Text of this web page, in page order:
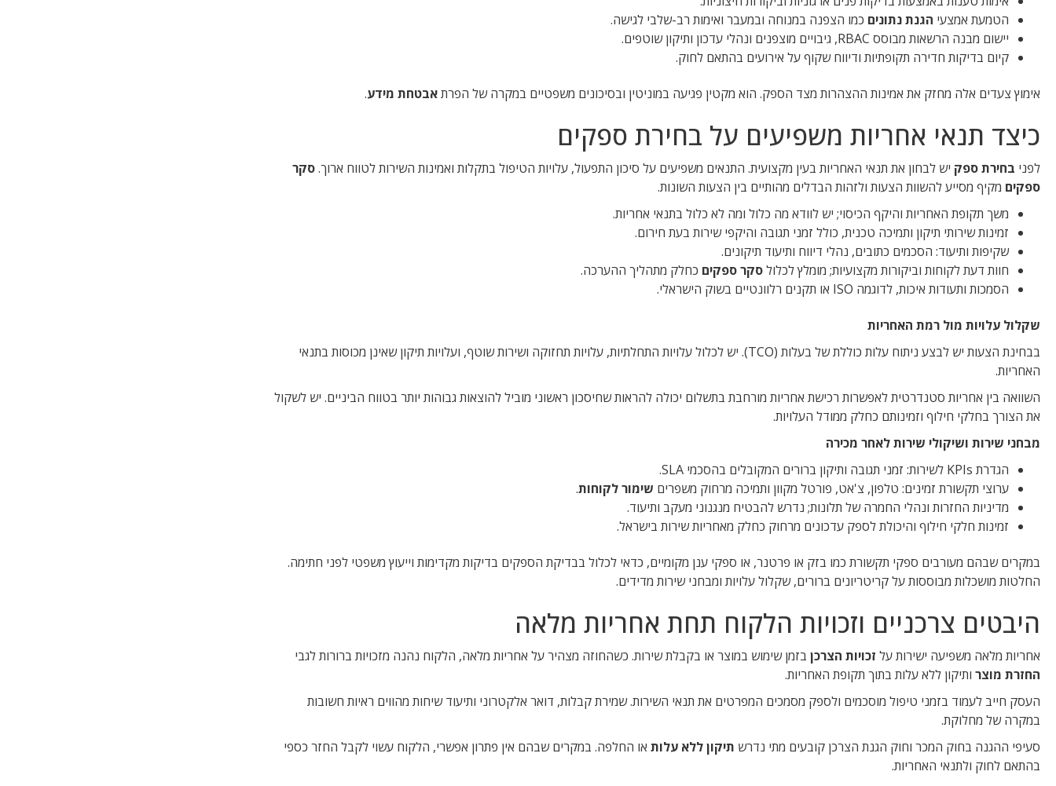
הטמעת אמצעי הגנת נתונים כמו הצפנה במנוחה ובמעבר ואימות רב-שלבי לגישה.
יישום מבנה הרשאות מבוסס RBAC, גיבויים מוצפנים ונהלי עדכון ותיקון שוטפים.
קיום בדיקות חדירה תקופתיות ודיווח שקוף על אירועים בהתאם לחוק.
אימוץ צעדים אלה מחזק את אמינות ההצהרות מצד הספק. הוא מקטין פגיעה במוניטין ובסיכונים משפטיים במקרה של הפרתאבטחת מידע.
כיצד תנאי אחריות משפיעים על בחירת ספקים
לפני בחירת ספק יש לבחון את תנאי האחריות בעין מקצועית. התנאים משפיעים על סיכון התפעול, עלויות הטיפול בתקלות ואמינות השירות לטווח ארוך.סקר
ספקים מקיף מסייע להשוות הצעות ולזהות הבדלים מהותיים בין הצעות השונות.
משך תקופת האחריות והיקף הכיסוי; יש לוודא מה כלול ומה לא כלול בתנאי אחריות.
זמינות שירותי תיקון ותמיכה טכנית, כולל זמני תגובה והיקפי שירות בעת חירום.
שקיפות ותיעוד: הסכמים כתובים, נהלי דיווח ותיעוד תיקונים.
חוות דעת לקוחות וביקורות מקצועיות; מומלץ לכלולסקר ספקים כחלק מתהליך ההערכה.
הסמכות ותעודות איכות, לדוגמה ISO או תקנים רלוונטיים בשוק הישראלי.
שקלול עלויות מול רמת האחריות
בבחינת הצעות יש לבצע ניתוח עלות כוללת של בעלות (TCO). יש לכלול עלויות התחלתיות, עלויות תחזוקה ושירות שוטף, ועלויות תיקון שאינן מכוסות בתנאי
האחריות.
השוואה בין אחריות סטנדרטית לאפשרות רכישת אחריות מורחבת בתשלום יכולה להראות שחיסכון ראשוני מוביל להוצאות גבוהות יותר בטווח הביניים. יש לשקול
את הצורך בחלקי חילוף וזמינותם כחלק ממודל העלויות.
מבחני שירות ושיקולי שירות לאחר מכירה
הגדרת KPIs לשירות: זמני תגובה ותיקון ברורים המקובלים בהסכמי SLA.
ערוצי תקשורת זמינים: טלפון, צ'אט, פורטל מקוון ותמיכה מרחוק משפרים שימור לקוחות.
מדיניות החזרות ונהלי החמרה של תלונות; נדרש להבטיח מנגנוני מעקב ותיעוד.
זמינות חלקי חילוף והיכולת לספק עדכונים מרחוק כחלק מאחריות שירות בישראל.
במקרים שבהם מעורבים ספקי תקשורת כמו בזק או פרטנר, או ספקי ענן מקומיים, כדאי לכלול בבדיקת הספקים בדיקות מקדימות וייעוץ משפטי לפני חתימה.
החלטות מושכלות מבוססות על קריטריונים ברורים, שקלול עלויות ומבחני שירות מדידים.
היבטים צרכניים וזכויות הלקוח תחת אחריות מלאה
אחריות מלאה משפיעה ישירות על זכויות הצרכן בזמן שימוש במוצר או בקבלת שירות. כשהחוזה מצהיר על אחריות מלאה, הלקוח נהנה מזכויות ברורות לגבי
החזרת מוצר ותיקון ללא עלות בתוך תקופת האחריות.
העסק חייב לעמוד בזמני טיפול מוסכמים ולספק מסמכים המפרטים את תנאי השירות. שמירת קבלות, דואר אלקטרוני ותיעוד שיחות מהווים ראיות חשובות
במקרה של מחלוקת.
סעיפי ההגנה בחוק המכר וחוק הגנת הצרכן קובעים מתי נדרש תיקון ללא עלות או החלפה. במקרים שבהם אין פתרון אפשרי, הלקוח עשוי לקבל החזר כספי
בהתאם לחוק ולתנאי האחריות.